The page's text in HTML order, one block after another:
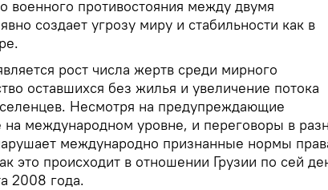
военного противостояния между двумя
создает угрозу миру и стабильности как в
рост числа жертв среди мирного
оставшихся без жилья и увеличение потока
Несмотря на предупреждающие
международном уровне, и переговоры в
международно признанные нормы
это происходит в отношении Грузии по сей
2008 года.